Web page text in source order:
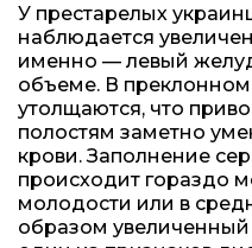
У престарелых
наблюдается
именно — левый
объеме. В преклонном
утолщаются, что
полостям заметно
крови. Заполнение
происходит гораздо
молодости или в
образом